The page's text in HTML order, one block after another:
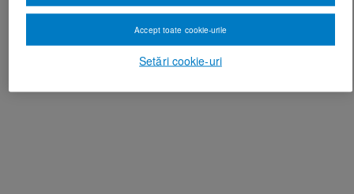
Setări cookie-uri
Accept toate cookie-urile